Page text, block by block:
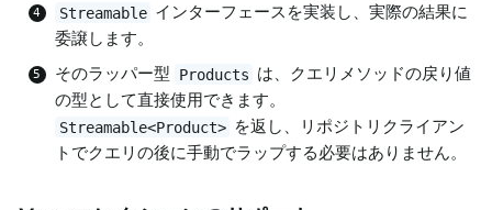
Streamable インターフェースを実装し、実際の結果に
委譲します。
そのラッパー型
Products は、クエリメソッドの戻り値
の型として直接使用できます。
Streamable<Product> を返し、リポジトリクライアン
トでクエリの後に手動でラップする必要はありません。